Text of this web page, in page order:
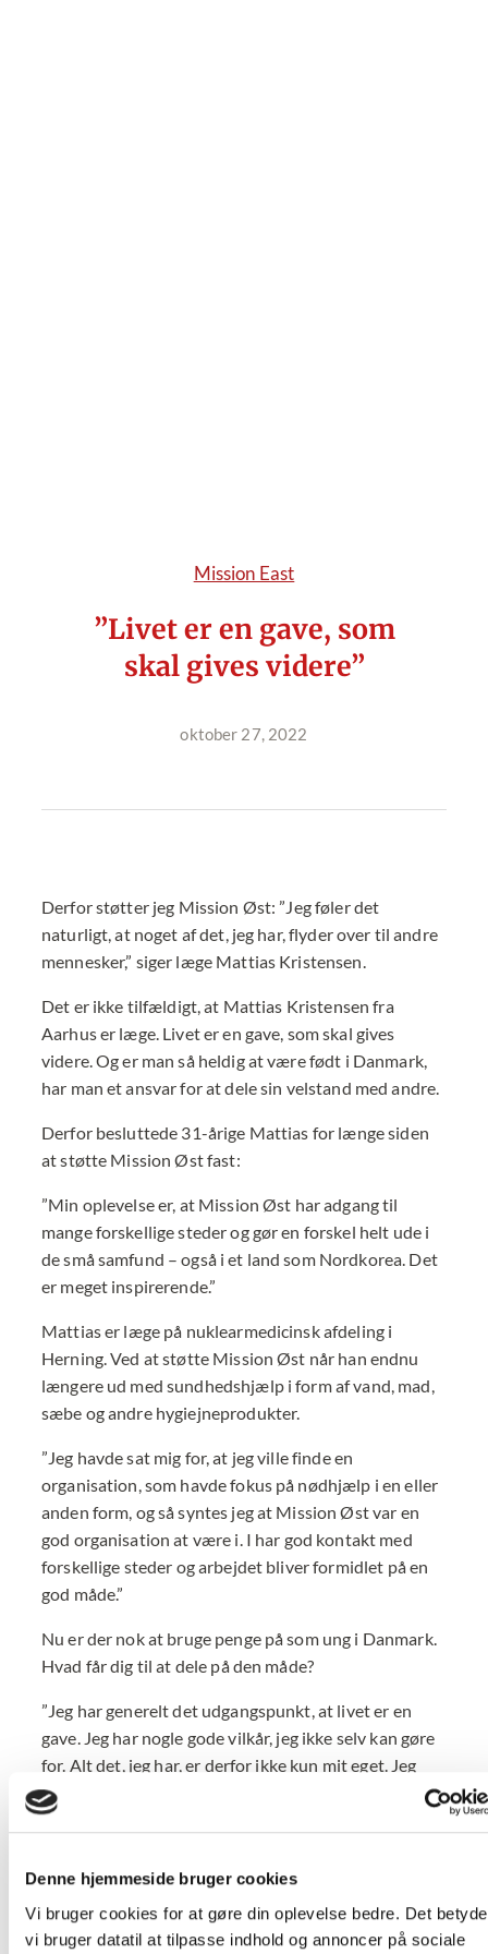
Denne hjemmeside bruger cookies
Vi bruger cookies for at gøre din oplevelse bedre. Det
vi bruger datatil at tilpasse indhold og annoncer på sociale
Mission East
”Livet er en gave, som
skal gives videre”
oktober 27, 2022
Derfor støtter jeg Mission Øst: ”Jeg føler det
naturligt, at noget af det, jeg har, flyder over til andre
mennesker,” siger læge Mattias Kristensen.
Det er ikke tilfældigt, at Mattias Kristensen fra
Aarhus er læge. Livet er en gave, som skal gives
videre. Og er man så heldig at være født i Danmark,
har man et ansvar for at dele sin velstand med andre.
Derfor besluttede 31-årige Mattias for længe siden
at støtte Mission Øst fast:
”Min oplevelse er, at Mission Øst har adgang til
mange forskellige steder og gør en forskel helt ude i
de små samfund – også i et land som Nordkorea. Det
er meget inspirerende.”
Mattias er læge på nuklearmedicinsk afdeling i
Herning. Ved at støtte Mission Øst når han endnu
længere ud med sundhedshjælp i form af vand, mad,
sæbe og andre hygiejneprodukter.
”Jeg havde sat mig for, at jeg ville finde en
organisation, som havde fokus på nødhjælp i en eller
anden form, og så syntes jeg at Mission Øst var en
god organisation at være i. I har god kontakt med
forskellige steder og arbejdet bliver formidlet på en
god måde.”
Nu er der nok at bruge penge på som ung i Danmark.
Hvad får dig til at dele på den måde?
”Jeg har generelt det udgangspunkt, at livet er en
gave. Jeg har nogle gode vilkår, jeg ikke selv kan gøre
for. Alt det, jeg har, er derfor ikke kun mit eget. Jeg
føler det naturligt, at noget af det, jeg har, flyder over
til andre mennesker.
27T09:57:41+02:00